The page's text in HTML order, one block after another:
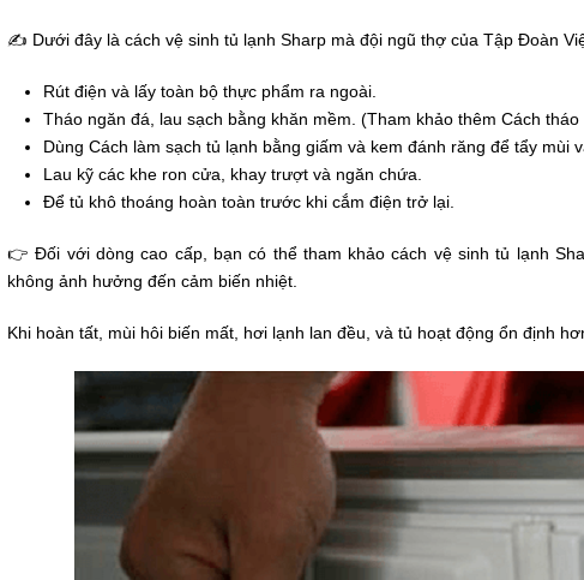
✍ Dưới đây là cách vệ sinh tủ lạnh Sharp mà đội ngũ thợ của Tập Đoàn
Rút điện và lấy toàn bộ thực phẩm ra ngoài.
Tháo ngăn đá, lau sạch bằng khăn mềm. (Tham khảo thêm Cách
Dùng Cách làm sạch tủ lạnh bằng giấm và kem đánh răng để tẩy mùi
Lau kỹ các khe ron cửa, khay trượt và ngăn chứa.
Để tủ khô thoáng hoàn toàn trước khi cắm điện trở lại.
👉 Đối với dòng cao cấp, bạn có thể tham khảo cách vệ sinh tủ lạnh
không ảnh hưởng đến cảm biến nhiệt.
Khi hoàn tất, mùi hôi biến mất, hơi lạnh lan đều, và tủ hoạt động ổn định